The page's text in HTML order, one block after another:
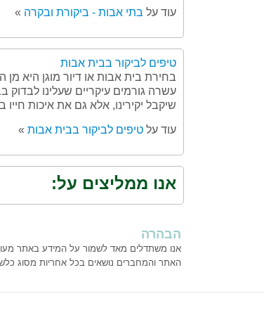
עוד על בתי אבות - ביקורת ובקרה »
טיפים לביקור בבית אבות
בחירת בית אבות או דיור מוגן היא
עשרה גורמים עיקריים שעלינו לבדוק
שיקבל יקירינו, אלא גם את איכות חייו
עוד על טיפים לביקור בבית אבות »
אנו ממליצים על:
הבהרה
אנו משתדלים מאד לשמור על המידע באתר
האתר והמחברים נושאים בכל אחריות מסוג